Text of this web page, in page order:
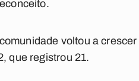
voltou a
que registrou 21.